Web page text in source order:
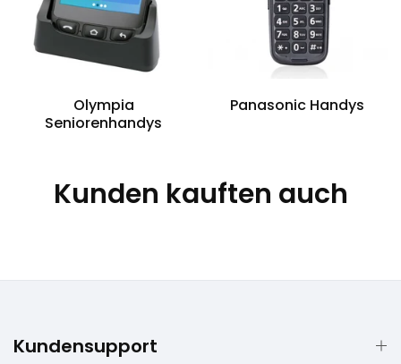
Olympia
Seniorenhandys
Panasonic Handys
Kunden kauften auch
Kundensupport